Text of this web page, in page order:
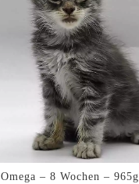
Omega – 8 Wochen – 965g